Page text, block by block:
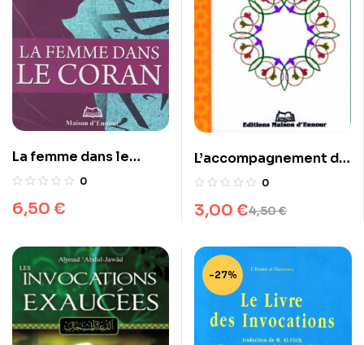
La femme dans le
Coran
0
6,50 €
L’accompagnement du
malade
0
4,50€
3,00 €
-27%